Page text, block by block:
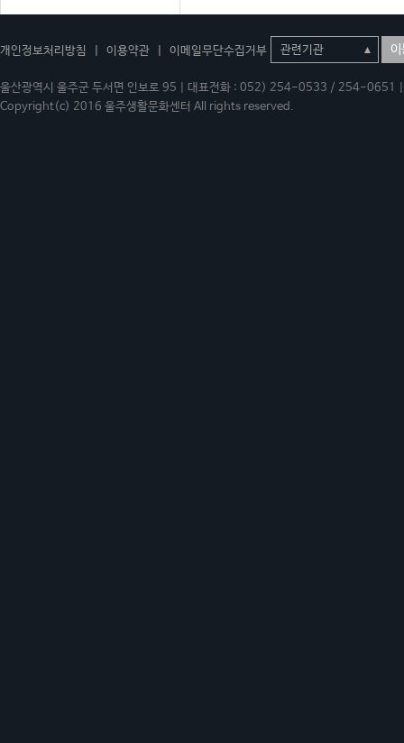
개인정보처리방침 이용약관 이메일무단수집거부 이
울산광역시 울주군 두서면 인보로 95 | 대표전화 : 052) 254-0533 / 254-
Copyright(c) 2016 울주생활문화센터 All rights reserved.